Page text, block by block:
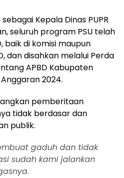
Kepala Dinas PUPR
seluruh program PSU telah
baik di komisi maupun
dan disahkan melalui Perda
APBD Kabupaten
2024.
pemberitaan
tidak berdasar dan
publik.
gaduh dan tidak
sudah kami jalankan